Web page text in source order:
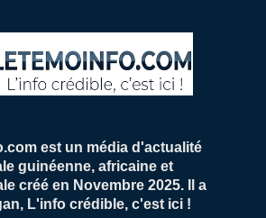
est un média d'actualité
guinéenne, africaine et
créé en Novembre 2025. Il a
L'info crédible, c'est ici !